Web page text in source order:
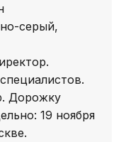
серый,
Дорожку
19 ноября